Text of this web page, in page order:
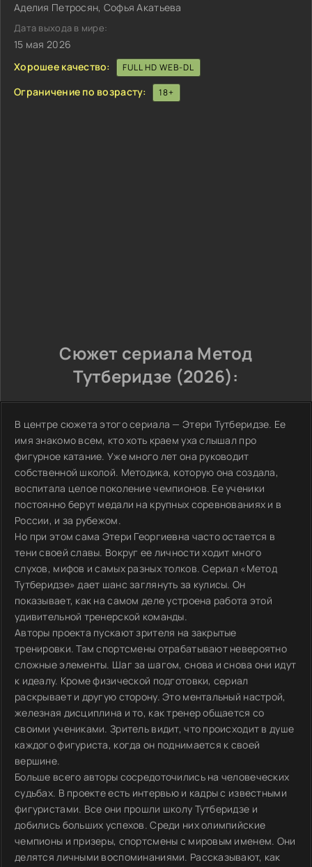
Аделия Петросян, Софья Акатьева
Дата выхода в мире:
15 мая 2026
Хорошее качество:
FULL HD WEB-DL
Ограничение по возрасту: 18+
Сюжет сериала Метод
Тутберидзе (2026):
В центре сюжета этого сериала — Этери Тутберидзе. Ее
имя знакомо всем, кто хоть краем уха слышал про
фигурное катание. Уже много лет она руководит
собственной школой. Методика, которую она создала,
воспитала целое поколение чемпионов. Ее ученики
постоянно берут медали на крупных соревнованиях и в
России, и за рубежом.
Но при этом сама Этери Георгиевна часто остается в
тени своей славы. Вокруг ее личности ходит много
слухов, мифов и самых разных толков. Сериал «Метод
Тутберидзе» дает шанс заглянуть за кулисы. Он
показывает, как на самом деле устроена работа этой
удивительной тренерской команды.
Авторы проекта пускают зрителя на закрытые
тренировки. Там спортсмены отрабатывают невероятно
сложные элементы. Шаг за шагом, снова и снова они идут
к идеалу. Кроме физической подготовки, сериал
раскрывает и другую сторону. Это ментальный настрой,
железная дисциплина и то, как тренер общается со
своими учениками. Зритель видит, что происходит в душе
каждого фигуриста, когда он поднимается к своей
вершине.
Больше всего авторы сосредоточились на человеческих
судьбах. В проекте есть интервью и кадры с известными
фигуристами. Все они прошли школу Тутберидзе и
добились больших успехов. Среди них олимпийские
чемпионы и призеры, спортсмены с мировым именем. Они
делятся личными воспоминаниями. Рассказывают, как